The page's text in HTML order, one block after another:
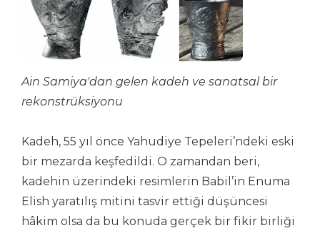
Ain Samiya'dan gelen kadeh ve sanatsal bir
rekonstrüksiyonu
Kadeh, 55 yıl önce Yahudiye Tepeleri’ndeki eski
bir mezarda keşfedildi. O zamandan beri,
kadehin üzerindeki resimlerin Babil’in Enuma
Elish yaratılış mitini tasvir ettiği düşüncesi
hâkim olsa da bu konuda gerçek bir fikir birliği